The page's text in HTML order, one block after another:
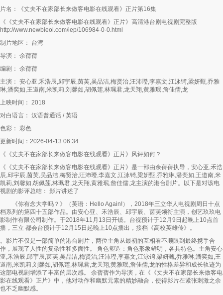
片名：《丈夫不在家部长来做客电影在线观看》正片第16集
《《丈夫不在家部长来做客电影在线观看》正片》高清港台剧电视剧完整版
http://www.newbieol.com/iep/106984-0-0.html
制片地区： 台湾
导演： 余蒨蒨
编剧： 余蒨蒨
主演： 安心亚,禾浩辰,邱宇辰,茵芙,吴品洁,梅贤治,汪沛㼆,李嘉文,江泳锜,梁妍甄,乔雅
琳,潘奕如,王道南,米凯莉,刘馨如,胡佩莲,林珮君,龙天翔,黄雅珉,詹佳儒,龙
上映时间： 2018
对白语言： 汉语普通话 / 英语
色彩： 彩色
更新时间：2026-04-13 06:34
《《丈夫不在家部长来做客电影在线观看》正片》风评如何？
《《丈夫不在家部长来做客电影在线观看》正片》是一部由余蒨蒨执导，安心亚,禾浩
辰,邱宇辰,茵芙,吴品洁,梅贤治,汪沛㼆,李嘉文,江泳锜,梁妍甄,乔雅琳,潘奕如,王道南,米
凯莉,刘馨如,胡佩莲,林珮君,龙天翔,黄雅珉,詹佳儒,龙主演的港台剧片。以下是对该电
视剧的影评总结： 影片讲述了
《你有念大学吗？》（英语：Hello Again!），2018年三立华人电视剧周日十点
档系列的第四十五部作品。由安心亚、禾浩辰、邱宇辰、茵芙领衔主演，创艺玖玖电
影制作有限公司制作。于2018年11月13日开镜。台视预计于12月9日起晚上10点首
播，三立 都会台预计于12月15日起晚上10点播出，接档《高校英雄传》。
。影片不仅是一部简单的港台剧片，两位主角从最初的互相看不顺眼到最终携手合
作，展现了人性的复杂性和多面性。 角色塑造：角色形象鲜明，各具特色。主角安心
亚,禾浩辰,邱宇辰,茵芙,吴品洁,梅贤治,汪沛㼆,李嘉文,江泳锜,梁妍甄,乔雅琳,潘奕如,王
道南,米凯莉,刘馨如,胡佩莲,林珮君,龙天翔,黄雅珉,詹佳儒,龙的性格差异和成长轨迹为
这部电视剧增添了丰富的层次感。 余蒨蒨作为导演，在《《丈夫不在家部长来做客电
影在线观看》正片》中，他对动作和幽默元素的精妙融合，使得影片在紧张刺激之余
也不乏幽默感。